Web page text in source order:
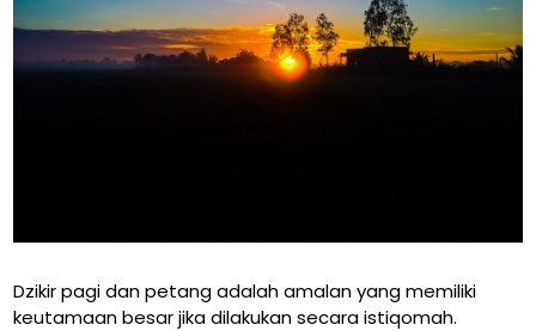
Dzikir pagi dan petang adalah amalan yang memiliki
keutamaan besar jika dilakukan secara istiqomah.